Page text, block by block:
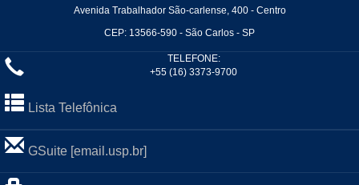
Avenida Trabalhador São-carlense, 400 - Centro
CEP: 13566-590 - São Carlos - SP
TELEFONE:
+55 (16) 3373-9700
Lista Telefônica
GSuite [email.usp.br]